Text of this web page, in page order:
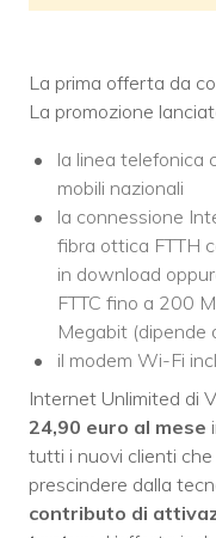
La prima offerta da
La promozione
la linea telefonica
mobili nazionali
la connessione
fibra ottica FTTH
in download
FTTC fino a 200
Megabit (dipende
il modem Wi-Fi
Internet Unlimited di
24,90 euro al mese
tutti i nuovi clienti
prescindere dalla
contributo di